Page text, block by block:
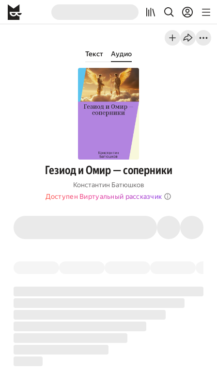
Текст Аудио
Гезиод и Омир — соперники
Константин Батюшков
Доступен Виртуальный рассказчик